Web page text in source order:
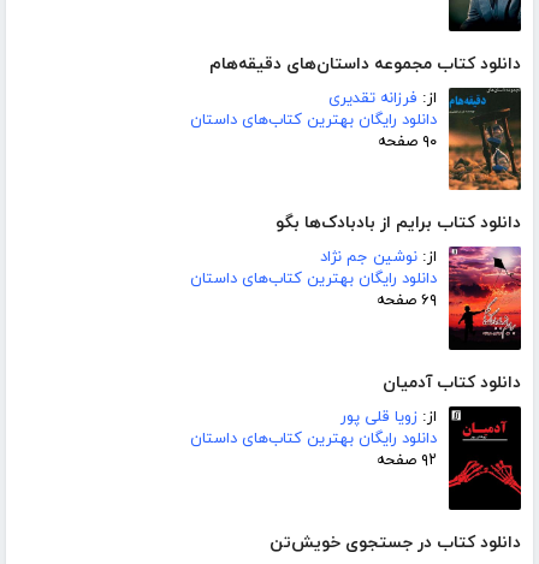
دانلود کتاب مجموعه داستان‌های دقیقه‌هام
از: فرزانه تقدیری
دانلود رایگان بهترین کتاب‌های داستان
۹۰ صفحه
دانلود کتاب برایم از بادبادک‌ها بگو
از: نوشین جم نژاد
دانلود رایگان بهترین کتاب‌های داستان
۶۹ صفحه
دانلود کتاب آدمیان
از: زویا قلی پور
دانلود رایگان بهترین کتاب‌های داستان
۹۲ صفحه
دانلود کتاب در جستجوی خویش‌تن